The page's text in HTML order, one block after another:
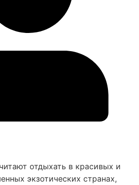
отдыхать в красивых и
экзотических странах,